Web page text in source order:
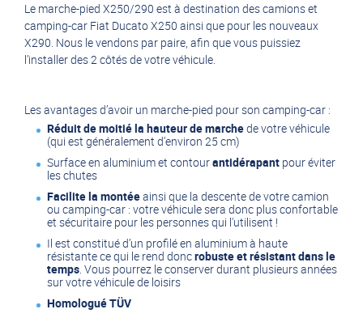
Le marche-pied X250/290 est à destination des camions et
camping-car Fiat Ducato X250 ainsi que pour les nouveaux
X290. Nous le vendons par paire, afin que vous puissiez
l’installer des 2 côtés de votre véhicule.
Les avantages d’avoir un marche-pied pour son camping-car :
Réduit de moitié la hauteur de marchede votre véhicule
(qui est généralement d’environ 25 cm)
Surface en aluminium et contourantidérapant pour éviter
les chutes
Facilite la montéeainsi que la descente de votre camion
ou camping-car : votre véhicule sera donc plus confortable
et sécuritaire pour les personnes qui l'utilisent !
Il est constitué d’un profilé en aluminium à haute
résistante ce qui le rend doncrobuste et résistant dans le
temps. Vous pourrez le conserver durant plusieurs années
sur votre véhicule de loisirs
Homologué TÜV